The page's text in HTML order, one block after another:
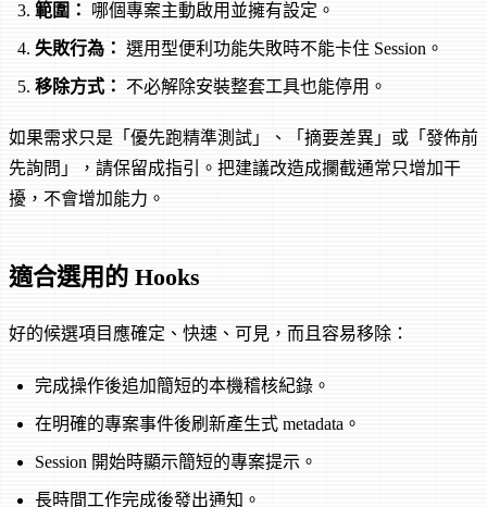
範圍： 哪個專案主動啟用並擁有設定。
失敗行為： 選用型便利功能失敗時不能卡住 Session。
移除方式： 不必解除安裝整套工具也能停用。
如果需求只是「優先跑精準測試」、「摘要差異」或「發佈前
先詢問」，請保留成指引。把建議改造成攔截通常只增加干
擾，不會增加能力。
適合選用的 Hooks
好的候選項目應確定、快速、可見，而且容易移除：
完成操作後追加簡短的本機稽核紀錄。
在明確的專案事件後刷新產生式 metadata。
Session 開始時顯示簡短的專案提示。
長時間工作完成後發出通知。